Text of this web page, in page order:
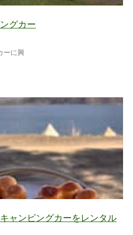
グカー
ーに興
ャンピングカーをレンタル